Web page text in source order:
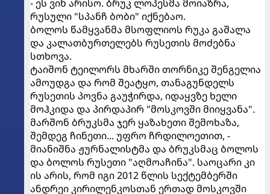
- ეს ვინ არისო. ბრუკ ლოპესმა მოიაზრა,
რუსული "სპანჩ ბობი" იქნებაო.
ბოლოს წამყვანმა მსოფლიოს რუკა გაშალა
და კალათბურთელებს რუსეთის მოძებნა
სთხოვა.
ტაიშონ ტეილორს მხარში თორნიკე შენგელია
ამოუდგა და რომ შეატყო, თანაგუნდელს
რუსეთის პოვნა გაუჭირდა, იდაყვზე ხელი
მოჰკიდა და პირდაპირ "მოსკოვში მიიყვანა".
მარშონ ბრუკსმა ჯერ ყაზახეთი შემოხაზა,
შემდეგ ჩინეთი... უფრო ჩრდილოეთით, -
მიანიშნა ჟურნალისტმა და ბრუკსმაც ბოლოს
და ბოლოს რუსეთი "აღმოაჩინა". საოცარი კი
ის არის, რომ იგი 2012 წლის სექტემბერში
ანდრეი კირილენკოსთან ერთად მოსკოვში